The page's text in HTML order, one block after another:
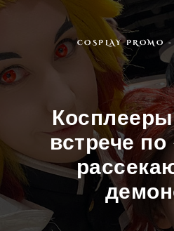
COSPLAY PROMO
встрече по